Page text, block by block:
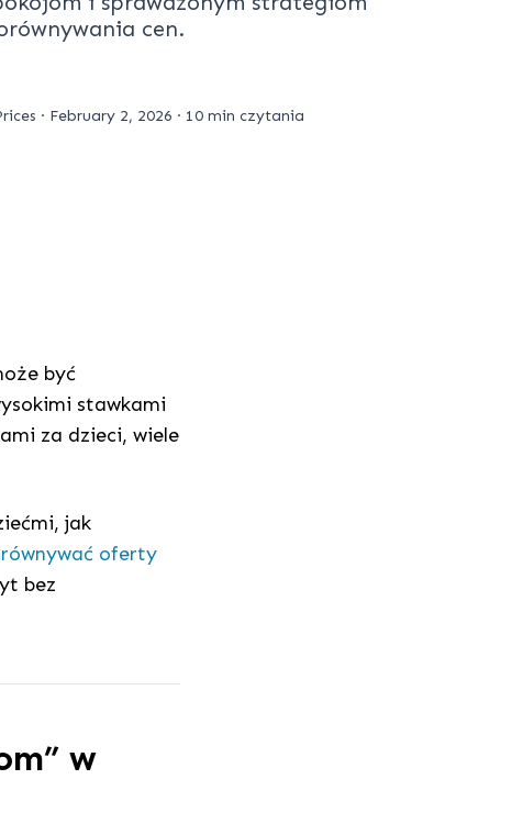
cen.
· February 2, 2026 · 10 min czytania
być
stawkami
za dzieci, wiele
jak
oferty
bez
w